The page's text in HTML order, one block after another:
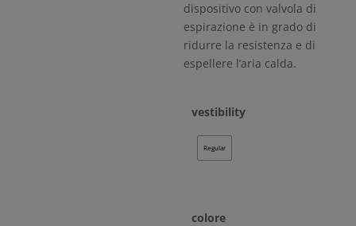
dispositivo con valvola di
espirazione è in grado di
ridurre la resistenza e di
espellere l’aria calda.
vestibility
Regular
colore